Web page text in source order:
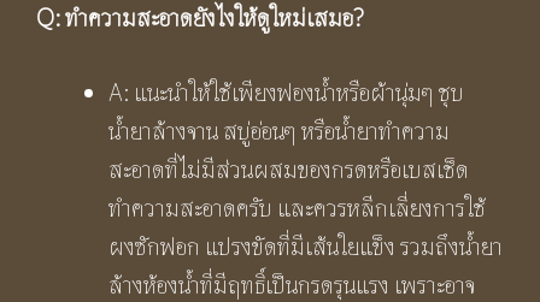
Q:ทำความสะอาดยังไงให้ดูใหม่เสมอ?
A: แนะนำให้ใช้เพียงฟองน้ำหรือผ้านุ่มๆ ชุบ
น้ำยาล้างจาน สบู่อ่อนๆ หรือน้ำยาทำความ
สะอาดที่ไม่มีส่วนผสมของกรดหรือเบสเช็ด
ทำความสะอาดครับ และควรหลีกเลี่ยงการใช้
ผงซักฟอก แปรงขัดที่มีเส้นใยแข็ง รวมถึงน้ำยา
ล้างห้องน้ำที่มีฤทธิ์เป็นกรดรุนแรง เพราะอาจ